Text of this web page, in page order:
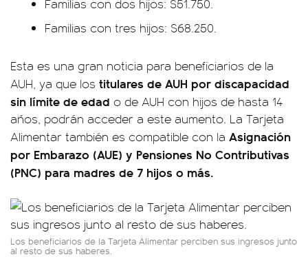
Familias con tres hijos: $68.250.
Esta es una gran noticia para beneficiarios de la
AUH, ya que los titulares de AUH por discapacidad
sin límite de edad o de AUH con hijos de hasta 14
años, podrán acceder a este aumento. La Tarjeta
Alimentar también es compatible con la Asignación
por Embarazo (AUE) y Pensiones No Contributivas
(PNC) para madres de 7 hijos o más.
Los beneficiarios de la Tarjeta Alimentar perciben sus ingresos junto
al resto de sus haberes.